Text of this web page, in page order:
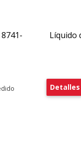
Líquido
Detalles